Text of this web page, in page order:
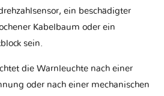
ein beschädigter
Kabelbaum oder ein
sein.
die Warnleuchte nach einer
oder nach einer mechanischen